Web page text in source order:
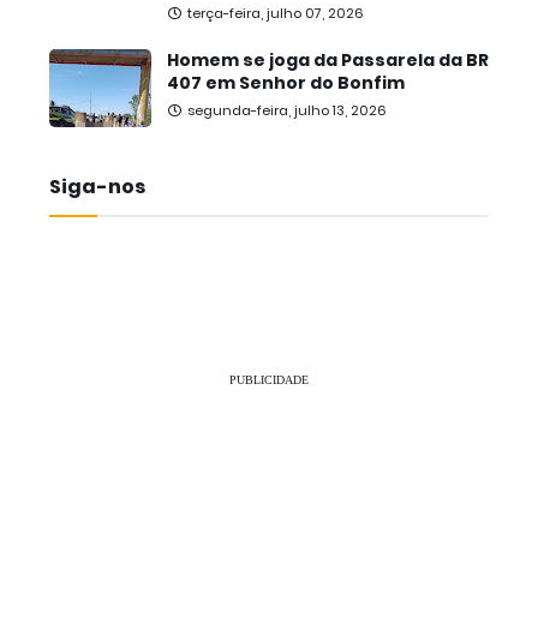
terça-feira, julho 07, 2026
Homem se joga da Passarela da BR
407 em Senhor do Bonfim
segunda-feira, julho 13, 2026
Siga-nos
PUBLICIDADE